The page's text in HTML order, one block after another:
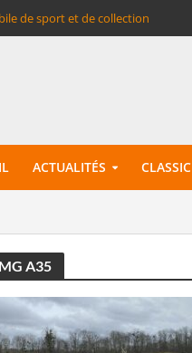
de sport et de collection
ACTUALITÉS
A35